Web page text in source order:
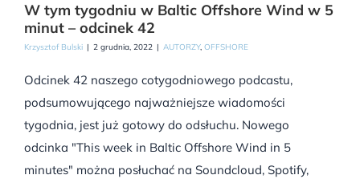
W tym tygodniu w Baltic Offshore Wind w 5
minut – odcinek 42
Krzysztof Bulski | 2 grudnia, 2022 | AUTORZY, OFFSHORE
Odcinek 42 naszego cotygodniowego podcastu,
podsumowującego najważniejsze wiadomości
tygodnia, jest już gotowy do odsłuchu. Nowego
odcinka "This week in Baltic Offshore Wind in 5
minutes" można posłuchać na Soundcloud, Spotify,